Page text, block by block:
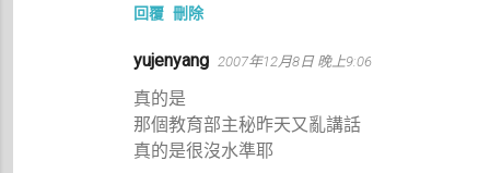
回覆 刪除
yujenyang 2007年12月8日 晚上9:06
真的是
那個教育部主秘昨天又亂講話
真的是很沒水準耶